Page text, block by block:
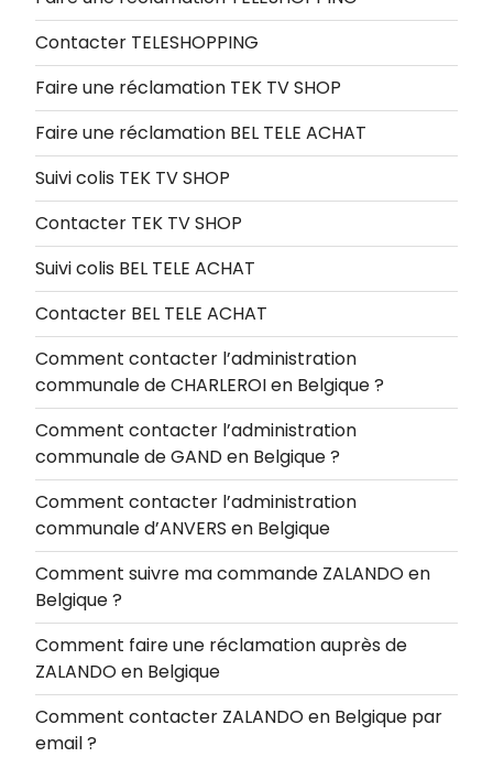
Contacter TELESHOPPING
Faire une réclamation TEK TV SHOP
Faire une réclamation BEL TELE ACHAT
Suivi colis TEK TV SHOP
Contacter TEK TV SHOP
Suivi colis BEL TELE ACHAT
Contacter BEL TELE ACHAT
Comment contacter l’administration
communale de CHARLEROI en Belgique ?
Comment contacter l’administration
communale de GAND en Belgique ?
Comment contacter l’administration
communale d’ANVERS en Belgique
Comment suivre ma commande ZALANDO en
Belgique ?
Comment faire une réclamation auprès de
ZALANDO en Belgique
Comment contacter ZALANDO en Belgique par
email ?